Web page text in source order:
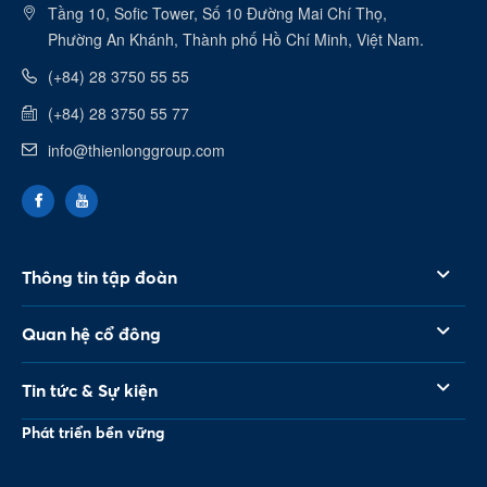
Tầng 10, Sofic Tower, Số 10 Đường Mai Chí Thọ,
Phường An Khánh, Thành phố Hồ Chí Minh, Việt Nam.
(+84) 28 3750 55 55
(+84) 28 3750 55 77
info@thienlonggroup.com
Thông tin tập đoàn
Quan hệ cổ đông
Tin tức & Sự kiện
Phát triển bền vững